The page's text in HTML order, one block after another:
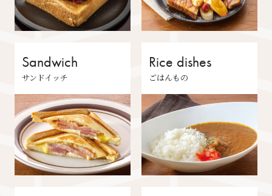
Sandwich
サンドイッチ
Rice dishes
ごはんもの